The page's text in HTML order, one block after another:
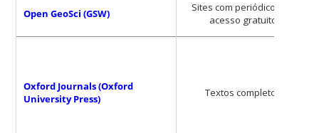
Open GeoSci (GSW)
Sites com periódicos de
acesso gratuito
Oxford Journals (Oxford
University Press)
Textos completos